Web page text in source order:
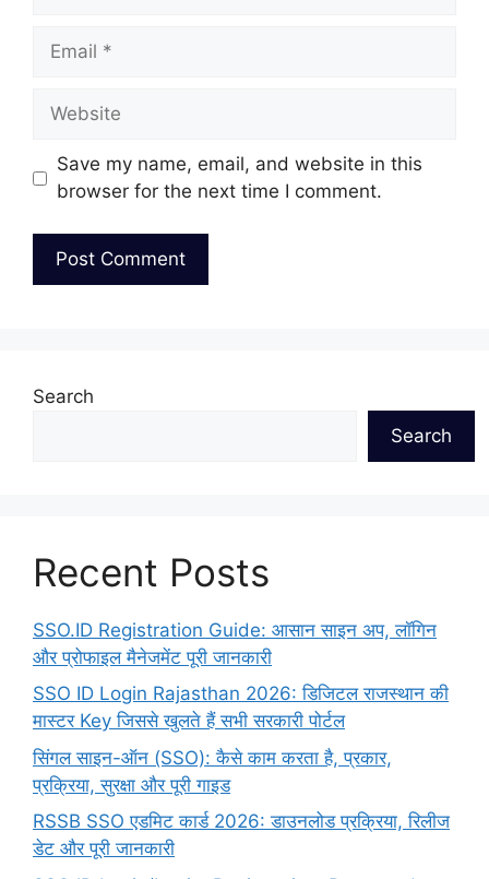
Email
Website
Save my name, email, and website in this
browser for the next time I comment.
Search
Search
Recent Posts
SSO.ID Registration Guide: आसान साइन अप, लॉगिन
और प्रोफाइल मैनेजमेंट पूरी जानकारी
SSO ID Login Rajasthan 2026: डिजिटल राजस्थान की
मास्टर Key जिससे खुलते हैं सभी सरकारी पोर्टल
सिंगल साइन-ऑन (SSO): कैसे काम करता है, प्रकार,
प्रक्रिया, सुरक्षा और पूरी गाइड
RSSB SSO एडमिट कार्ड 2026: डाउनलोड प्रक्रिया, रिलीज
डेट और पूरी जानकारी